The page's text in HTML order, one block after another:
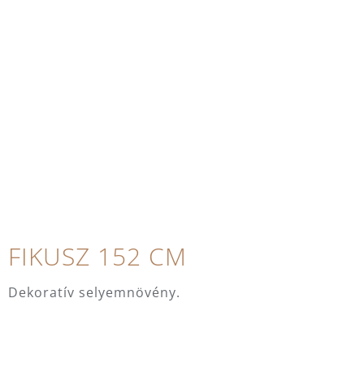
FIKUSZ 152 CM
Dekoratív selyemnövény.